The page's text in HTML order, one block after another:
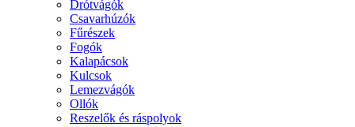
Drótvágók
Csavarhúzók
Fűrészek
Fogók
Kalapácsok
Kulcsok
Lemezvágók
Ollók
Reszelők és ráspolyok